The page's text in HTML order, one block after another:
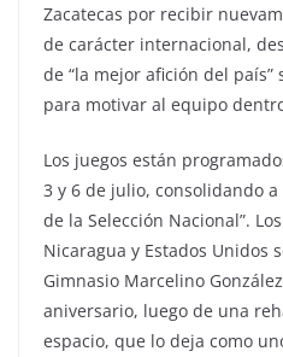
Zacatecas por recibir
de carácter internacional,
de “la mejor afición del
para motivar al equipo
Los juegos están
3 y 6 de julio, consolidando a
de la Selección Nacional”.
Nicaragua y Estados Unidos
Gimnasio Marcelino
aniversario, luego de una
espacio, que lo deja como